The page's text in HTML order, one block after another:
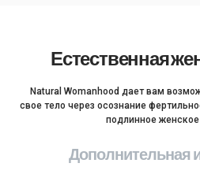
Естественная
Natural Womanhood дает вам
свое тело через осознание
подлинное
Дополнительная